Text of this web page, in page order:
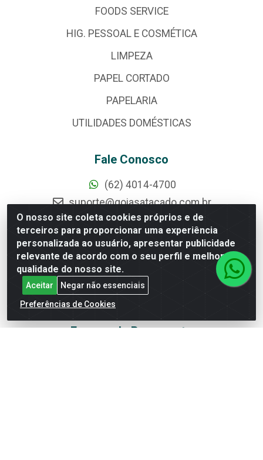
O nosso site coleta cookies próprios e de
terceiros para proporcionar uma experiência
personalizada ao usuário, apresentar publicidade
relevante de acordo com o seu perfil e melhorar a
qualidade do nosso site.
Aceitar
Negar não essenciais
Preferências de Cookies
FOODS SERVICE
HIG. PESSOAL E COSMÉTICA
LIMPEZA
PAPEL CORTADO
PAPELARIA
UTILIDADES DOMÉSTICAS
Fale Conosco
(62) 4014-4700
suporte@goiasatacado.com.br
Redes Sociais
Instagram
Facebook
Linkedin
Formas de Pagamento